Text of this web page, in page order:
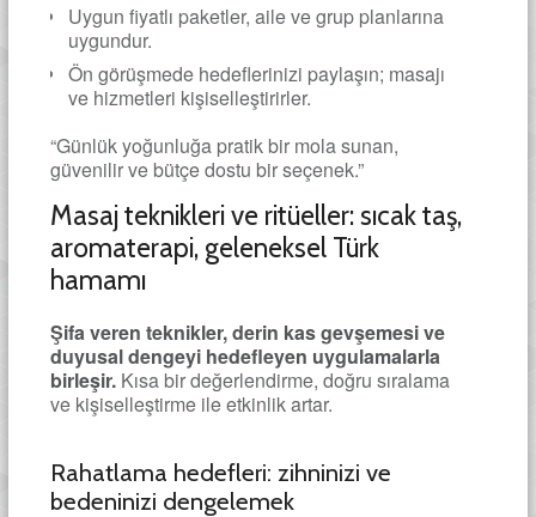
Uygun fiyatlı paketler, aile ve grup planlarına
uygundur.
Ön görüşmede hedeflerinizi paylaşın; masajı
ve hizmetleri kişiselleştirirler.
“Günlük yoğunluğa pratik bir mola sunan,
güvenilir ve bütçe dostu bir seçenek.”
Masaj teknikleri ve ritüeller: sıcak taş,
aromaterapi, geleneksel Türk
hamamı
Şifa veren teknikler, derin kas gevşemesi ve
duyusal dengeyi hedefleyen uygulamalarla
birleşir.Kısa bir değerlendirme, doğru sıralama
ve kişiselleştirme ile etkinlik artar.
Rahatlama hedefleri: zihninizi ve
bedeninizi dengelemek